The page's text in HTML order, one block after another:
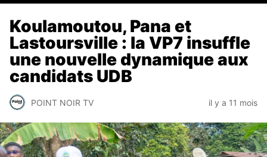
Koulamoutou, Pana et
Lastoursville : la VP7 insuffle
une nouvelle dynamique aux
candidats UDB
POINT NOIR TV il y a 11 mois